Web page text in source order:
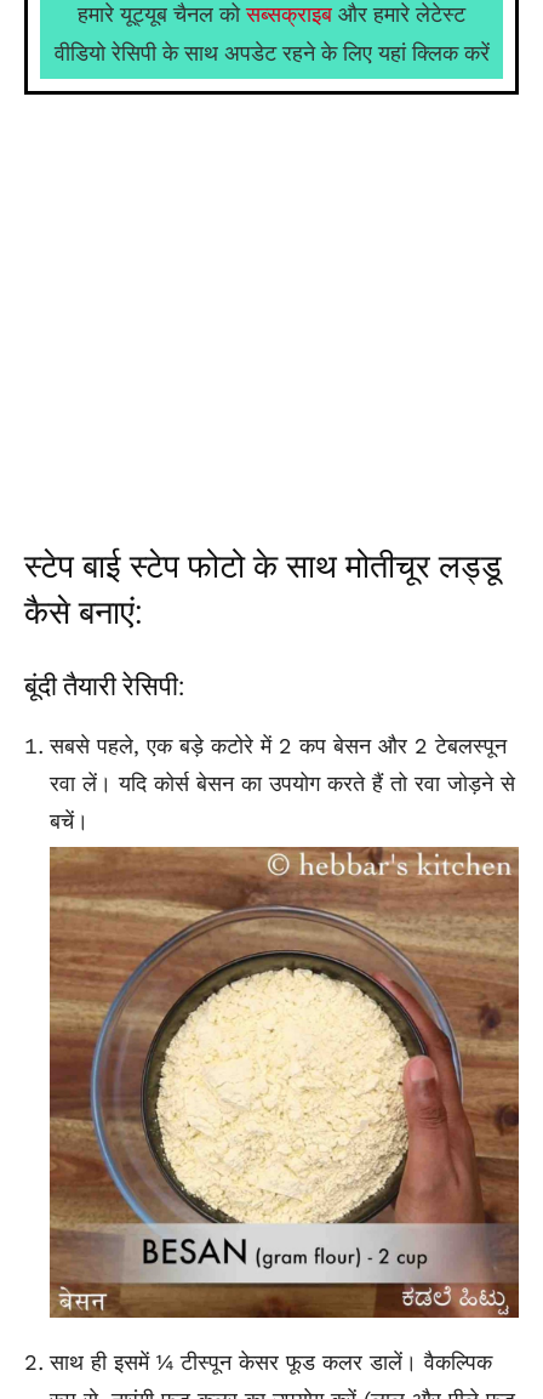
हमारे यूट्यूब चैनल कोसब्सक्राइब और हमारे लेटेस्ट
वीडियो रेसिपी के साथ अपडेट रहने के लिए यहां क्लिक करें
स्टेप बाई स्टेप फोटो के साथ मोतीचूर लड्डू
कैसे बनाएं:
बूंदी तैयारी रेसिपी:
सबसे पहले, एक बड़े कटोरे में 2 कप बेसन और 2 टेबलस्पून
रवा लें। यदि कोर्सबेसनका उपयोग करते हैं तो रवा जोड़ने से
बचें।
साथ ही इसमें ¼ टीस्पून केसर फूड कलर डालें। वैकल्पिक